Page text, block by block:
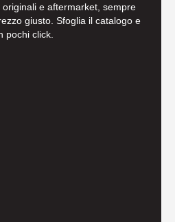
e aftermarket, sempre
giusto. Sfoglia il catalogo e
pochi click.